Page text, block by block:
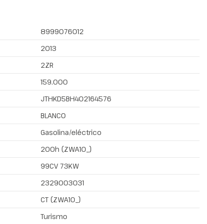
8999076012
2013
2ZR
159.000
JTHKD5BH402164576
BLANCO
Gasolina/eléctrico
200h (ZWA10_)
99CV 73KW
2329003031
CT (ZWA10_)
Turismo